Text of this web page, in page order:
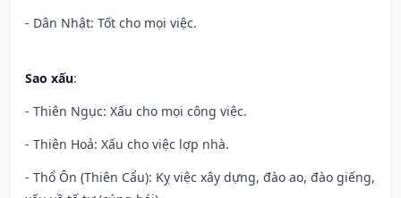
- Dân Nhật: Tốt cho mọi việc.
Sao xấu:
- Thiên Ngục: Xấu cho mọi công việc.
- Thiên Hoả: Xấu cho việc lợp nhà.
- Thổ Ôn (Thiên Cẩu): Kỵ việc xây dựng, đào ao, đào giếng,